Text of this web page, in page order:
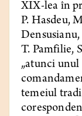
XIX-lea în
P. Hasdeu,
T. Pamfilie,
„atunci
temeiul